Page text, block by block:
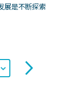
展是不断探索